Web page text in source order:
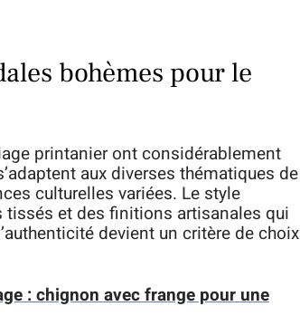
bohèmes pour le
printanier ont considérablement
aux diverses thématiques de
culturelles variées. Le style
et des finitions artisanales qui
devient un critère de choix
: chignon avec frange pour une